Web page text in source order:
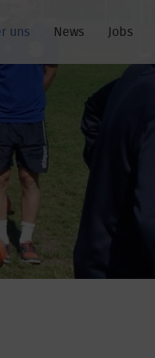
uns News Jobs